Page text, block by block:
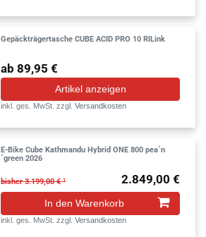
Gepäckträgertasche CUBE ACID PRO 10 RILink
ab 89,95 €
Artikel anzeigen
inkl. ges. MwSt. zzgl.Versandkosten
E-Bike Cube Kathmandu Hybrid ONE 800 pea´n
´green 2026
bisher 3.199,00 € ¹ 2.849,00 €
In den Warenkorb
inkl. ges. MwSt. zzgl.Versandkosten